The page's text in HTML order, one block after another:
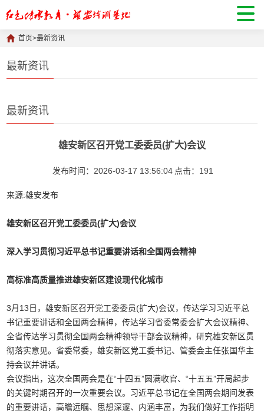
首页>最新资讯
最新资讯
最新资讯
雄安新区召开党工委委员(扩大)会议
发布时间：2026-03-17 13:56:04 点击： 191
来源:雄安发布
雄安新区召开党工委委员(扩大)会议
深入学习贯彻习近平总书记重要讲话和全国两会精神
高标准高质量推进雄安新区建设现代化城市
3月13日，雄安新区召开党工委委员(扩大)会议，传达学习习近平总
书记重要讲话和全国两会精神，传达学习省委常委会扩大会议精神、
全省传达学习贯彻全国两会精神领导干部会议精神，研究雄安新区贯
彻落实意见。省委常委，雄安新区党工委书记、管委会主任张国华主
持会议并讲话。
会议指出，这次全国两会是在“十四五”圆满收官、“十五五”开局起步
的关键时期召开的一次重要会议。习近平总书记在全国两会期间发表
的重要讲话，高瞻远瞩、思想深邃、内涵丰富，为我们做好工作指明